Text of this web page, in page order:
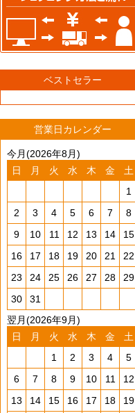
ベストセラー
営業日カレンダー
今月(2026年8月)
日
月 火 水 木 金
土
1
2
3 4 5 6 7
8
9
10 11 12 13 14
15
16
17 18 19 20 21
22
23
24 25 26 27 28
29
30
31
翌月(2026年9月)
日
月 火 水 木 金
土
1
2 3 4
5
6
7 8 9 10 11
12
13
14 15 16 17 18
19